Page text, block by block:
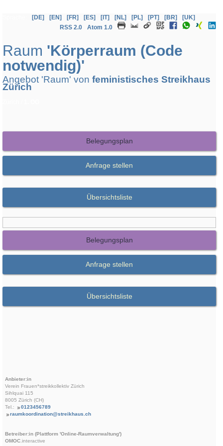
[DE] [EN] [FR] [ES] [IT] [NL] [PL] [PT] [BR]
[UK]
RSS 2.0
Atom 1.0
Raum 'Körperraum (Code
notwendig)'
Angebot 'Raum' von feministisches Streikhaus
Zürich
Belegungsplan
Anfrage stellen
Übersichtsliste
Belegungsplan
Anfrage stellen
Übersichtsliste
Anbieter:in
Verein Frauen*streikkollektiv Zürich
Sihlquai 115
8005 Zürich (CH)
Tel.:
0123456789
raumkoordination@streikhaus.ch
Betreiber:in (Plattform 'Online-Raumverwaltung')
OMOC.interactive